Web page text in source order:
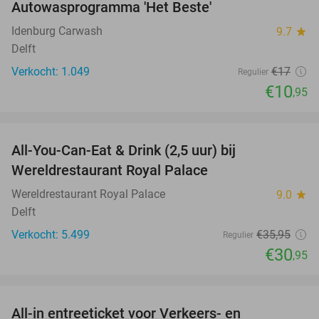
Autowasprogramma 'Het Beste'
Idenburg Carwash 9.7 star
Delft
Verkocht: 1.049
Regulier €17
€10,95
All-You-Can-Eat & Drink (2,5 uur) bij
Wereldrestaurant Royal Palace
Wereldrestaurant Royal Palace 9.0 star
Delft
Verkocht: 5.499
Regulier €35,95
€30,95
All-in entreeticket voor Verkeers- en